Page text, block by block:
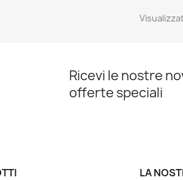
Ricevi le nostre
offerte speciali
LA